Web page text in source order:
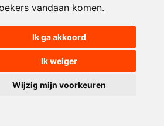
vandaan komen.
Ik ga akkoord
Ik weiger
Wijzig mijn voorkeuren